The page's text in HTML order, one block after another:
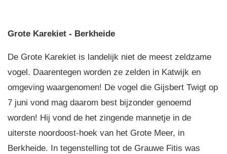
Grote Karekiet - Berkheide
De Grote Karekiet is landelijk niet de meest zeldzame
vogel. Daarentegen worden ze zelden in Katwijk en
omgeving waargenomen! De vogel die Gijsbert Twigt op
7 juni vond mag daarom best bijzonder genoemd
worden! Hij vond de het zingende mannetje in de
uiterste noordoost-hoek van het Grote Meer, in
Berkheide. In tegenstelling tot de Grauwe Fitis was